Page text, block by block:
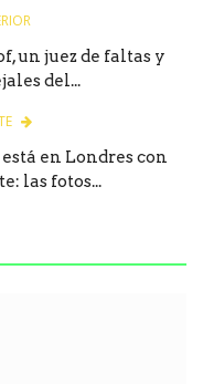
un juez de faltas y
del...
en Londres con
las fotos...